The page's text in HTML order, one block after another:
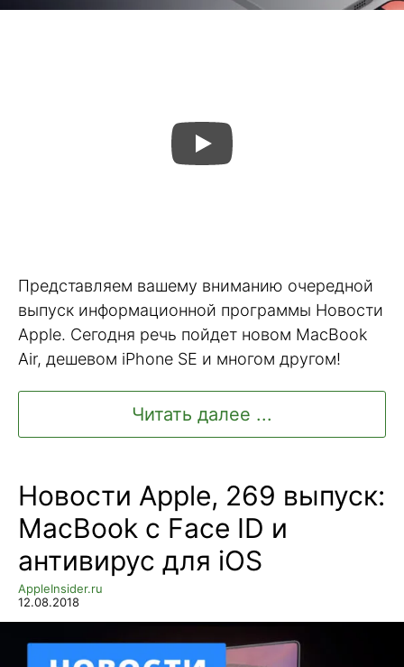
Представляем вашему вниманию очередной
выпуск информационной программы Новости
Apple. Сегодня речь пойдет новом MacBook
Air, дешевом iPhone SE и многом другом!
Читать далее ...
Новости Apple, 269 выпуск:
MacBook с Face ID и
антивирус для iOS
AppleInsider.ru
12.08.2018